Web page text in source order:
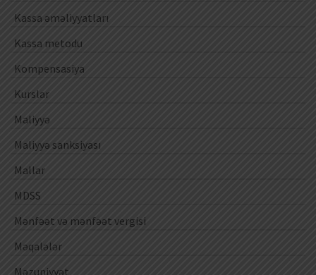
Kassa əməliyyatları
Kassa metodu
Kompensasiya
Kurslar
Maliyyə
Maliyyə sanksiyası
Mallar
MDSS
Mənfəət və mənfəət vergisi
Məqalələr
Məzuniyyət